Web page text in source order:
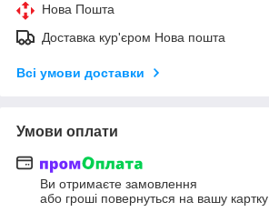
Нова Пошта
Доставка кур'єром Нова пошта
Всі умови доставки
Умови оплати
Ви отримаєте замовлення
або гроші повернуться на вашу картку